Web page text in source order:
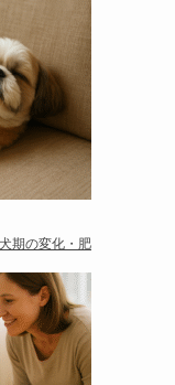
期の変化・肥